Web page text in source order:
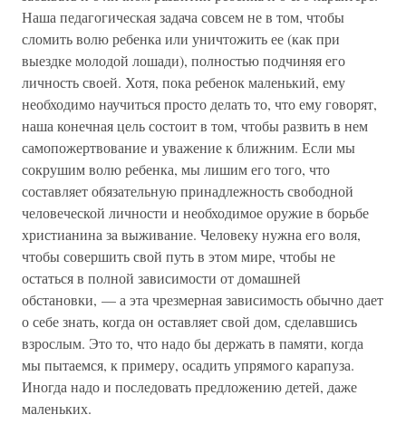
Наша педагогическая задача совсем не в том, чтобы
сломить волю ребенка или уничтожить ее (как при
выездке молодой лошади), полностью подчиняя его
личность своей. Хотя, пока ребенок маленький, ему
необходимо научиться просто делать то, что ему говорят,
наша конечная цель состоит в том, чтобы развить в нем
самопожертвование и уважение к ближним. Если мы
сокрушим волю ребенка, мы лишим его того, что
составляет обязательную принадлежность свободной
человеческой личности и необходимое оружие в борьбе
христианина за выживание. Человеку нужна его воля,
чтобы совершить свой путь в этом мире, чтобы не
остаться в полной зависимости от домашней
обстановки, — а эта чрезмерная зависимость обычно дает
о себе знать, когда он оставляет свой дом, сделавшись
взрослым. Это то, что надо бы держать в памяти, когда
мы пытаемся, к примеру, осадить упрямого карапуза.
Иногда надо и последовать предложению детей, даже
маленьких.